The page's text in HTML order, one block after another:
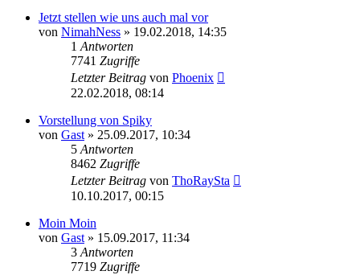
Jetzt stellen wie uns auch mal vor
von NimahNess » 19.02.2018, 14:35
1 Antworten
7741 Zugriffe
Letzter Beitrag von Phoenix
22.02.2018, 08:14
Vorstellung von Spiky
von Gast » 25.09.2017, 10:34
5 Antworten
8462 Zugriffe
Letzter Beitrag von ThoRaySta
10.10.2017, 00:15
Moin Moin
von Gast » 15.09.2017, 11:34
3 Antworten
7719 Zugriffe